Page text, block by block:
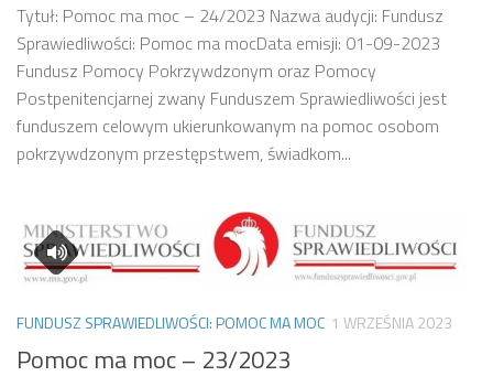
Tytuł: Pomoc ma moc – 24/2023 Nazwa audycji: Fundusz
Sprawiedliwości: Pomoc ma mocData emisji: 01-09-2023
Fundusz Pomocy Pokrzywdzonym oraz Pomocy
Postpenitencjarnej zwany Funduszem Sprawiedliwości jest
funduszem celowym ukierunkowanym na pomoc osobom
pokrzywdzonym przestępstwem, świadkom...
FUNDUSZ SPRAWIEDLIWOŚCI: POMOC MA MOC 1 WRZEŚNIA 2023
Pomoc ma moc – 23/2023